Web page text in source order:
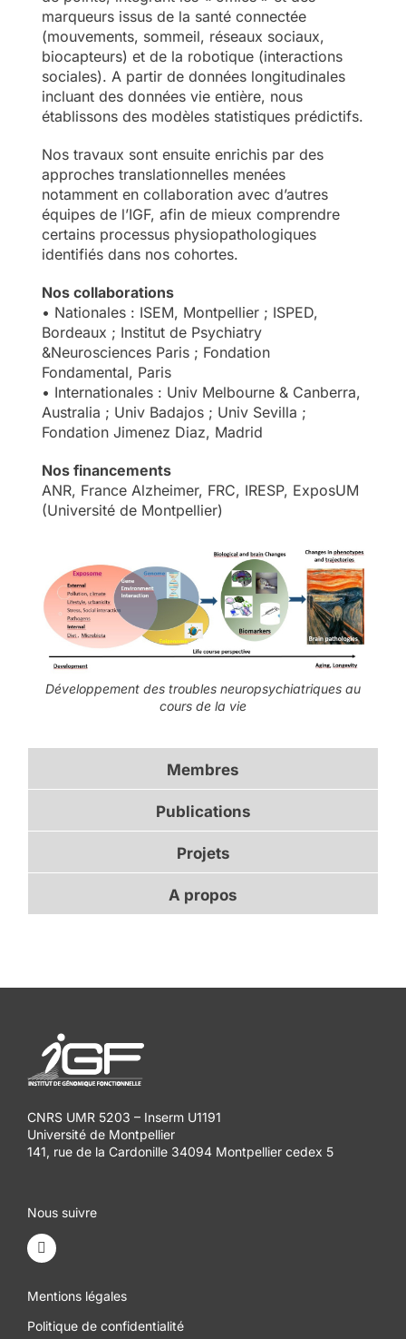
marqueurs issus de la santé connectée
(mouvements, sommeil, réseaux sociaux,
biocapteurs) et de la robotique (interactions
sociales). A partir de données longitudinales
incluant des données vie entière, nous
établissons des modèles statistiques prédictifs.
Nos travaux sont ensuite enrichis par des
approches translationnelles menées
notamment en collaboration avec d’autres
équipes de l’IGF, afin de mieux comprendre
certains processus physiopathologiques
identifiés dans nos cohortes.
Nos collaborations
• Nationales : ISEM, Montpellier ; ISPED,
Bordeaux ; Institut de Psychiatry
&Neurosciences Paris ; Fondation
Fondamental, Paris
• Internationales : Univ Melbourne & Canberra,
Australia ; Univ Badajos ; Univ Sevilla ;
Fondation Jimenez Diaz, Madrid
Nos financements
ANR, France Alzheimer, FRC, IRESP, ExposUM
(Université de Montpellier)
Développement des troubles neuropsychiatriques au
cours de la vie
Membres
Publications
Projets
A propos
CNRS UMR 5203 – Inserm U1191
Université de Montpellier
141, rue de la Cardonille 34094 Montpellier cedex 5
Nous suivre
Mentions légales
Politique de confidentialité